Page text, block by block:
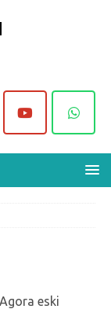
eski